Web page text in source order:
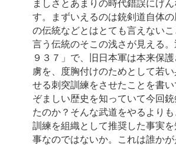
ましさとあまりの時代錯誤にげ
す。まずいえるのは銃剣道自体
の伝統などとはとても言えない
言う伝統のそこの浅さが見える。
９３７」で、旧日本軍は本来保
虜を、度胸付けのためとして若
せる刺突訓練をさせたことを書
ぞましい歴史を知っていて今回
たのか？そんな武道をやるより
訓練を組織として推奨した事実
事なのではないか。これは誰か